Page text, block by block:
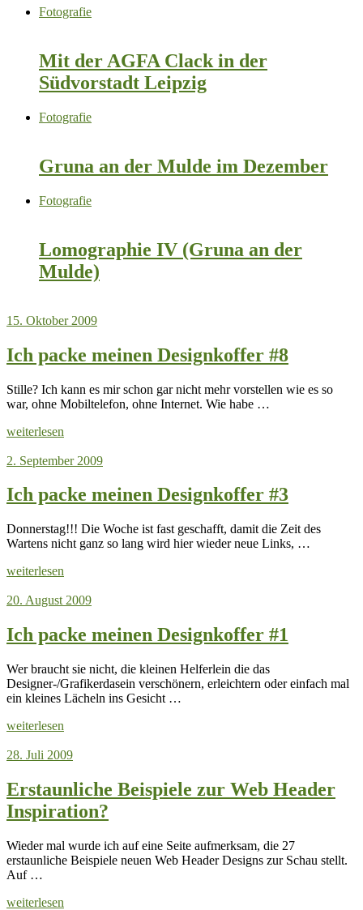
Fotografie
Mit der AGFA Clack in der
Südvorstadt Leipzig
Fotografie
Gruna an der Mulde im Dezember
Fotografie
Lomographie IV (Gruna an der
Mulde)
15. Oktober 2009
Ich packe meinen Designkoffer #8
Stille? Ich kann es mir schon gar nicht mehr vorstellen wie es so
war, ohne Mobiltelefon, ohne Internet. Wie habe …
weiterlesen
2. September 2009
Ich packe meinen Designkoffer #3
Donnerstag!!! Die Woche ist fast geschafft, damit die Zeit des
Wartens nicht ganz so lang wird hier wieder neue Links, …
weiterlesen
20. August 2009
Ich packe meinen Designkoffer #1
Wer braucht sie nicht, die kleinen Helferlein die das
Designer-/Grafikerdasein verschönern, erleichtern oder einfach mal
ein kleines Lächeln ins Gesicht …
weiterlesen
28. Juli 2009
Erstaunliche Beispiele zur Web Header
Inspiration?
Wieder mal wurde ich auf eine Seite aufmerksam, die 27
erstaunliche Beispiele neuen Web Header Designs zur Schau stellt.
Auf …
weiterlesen